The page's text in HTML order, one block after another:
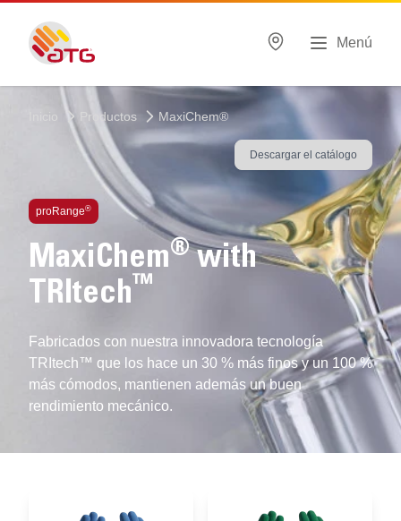
Menú
Inicio Productos MaxiChem®
Descargar el catálogo
proRange®
MaxiChem®with
TRItech™
Fabricados con nuestra innovadora tecnología
TRItech™ que los hace un 30 % más finos y un 100 %
más cómodos, mantienen además un buen
rendimiento mecánico.